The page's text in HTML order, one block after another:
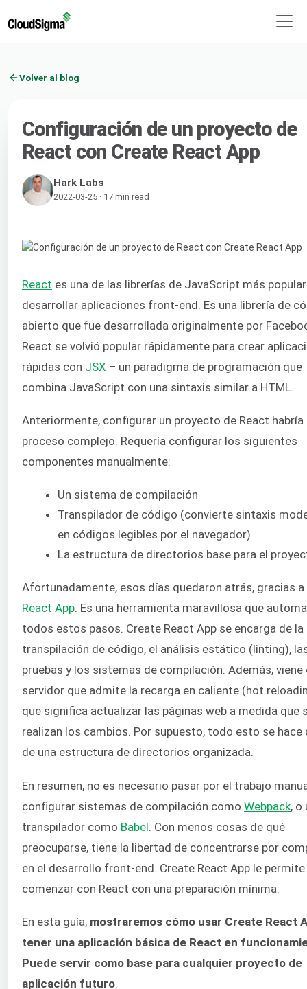
Volver al blog
Configuración de un proyecto de
React con Create React App
Hark Labs
2022-03-25 · 17 min read
React es una de las librerías de JavaScript más
desarrollar aplicaciones front-end. Es una librería de
abierto que fue desarrollada originalmente por
React se volvió popular rápidamente para crear
rápidas con JSX – un paradigma de programación que
combina JavaScript con una sintaxis similar a HTML.
Anteriormente, configurar un proyecto de React habría
proceso complejo. Requería configurar los siguientes
componentes manualmente:
Un sistema de compilación
Transpilador de código (convierte sintaxis
en códigos legibles por el navegador)
La estructura de directorios base para el
Afortunadamente, esos días quedaron atrás, gracias a
React App. Es una herramienta maravillosa que
todos estos pasos. Create React App se encarga de la
transpilación de código, el análisis estático (linting),
pruebas y los sistemas de compilación. Además, viene
servidor que admite la recarga en caliente (hot
que significa actualizar las páginas web a medida que
realizan los cambios. Por supuesto, todo esto se hace
de una estructura de directorios organizada.
En resumen, no es necesario pasar por el trabajo
configurar sistemas de compilación como Webpack, o
transpilador como Babel . Con menos cosas de qué
preocuparse, tiene la libertad de concentrarse por
en el desarrollo front-end. Create React App le permite
comenzar con React con una preparación mínima.
En esta guía, mostraremos cómo usar Create React
tener una aplicación básica de React en
Puede servir como base para cualquier proyecto de
aplicación futuro